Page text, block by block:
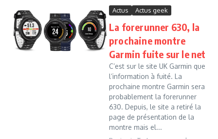
Actus Actus geek
La forerunner 630, la
prochaine montre
Garmin fuite sur le net
C’est sur le site UK Garmin que
l’information à fuité. La
prochaine montre Garmin sera
probablement la forerunner
630. Depuis, le site a retiré la
page de présentation de la
montre mais el...